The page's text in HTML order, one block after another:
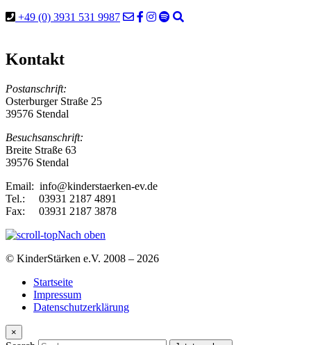
+49 (0) 3931 531 9987
Kontakt
Postanschrift:
Osterburger Straße 25
39576 Stendal
Besuchsanschrift:
Breite Straße 63
39576 Stendal
Email: info@kinderstaerken-ev.de
Tel.: 03931 2187 4891
Fax: 03931 2187 3878
Nach oben
© KinderStärken e.V. 2008 – 2026
Startseite
Impressum
Datenschutzerklärung
×